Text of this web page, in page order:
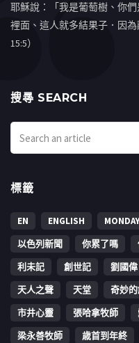
耶穌說：「我是葡萄樹、你
裡面、這人就多結果子．因
15:5）
搜㝷 SEARCH
標籤
EN ENGLISH
以色列新聞
你累了嗎
利未記
創世記 劉國偉
天人之聲
天堂 奇妙
市井心靈
張哈拿牧師
梁永善牧師
歳首到年終